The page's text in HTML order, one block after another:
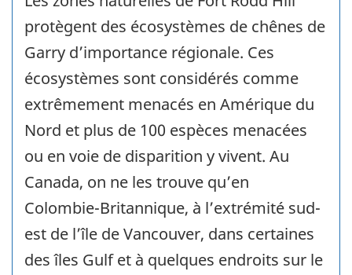
protègent des écosystèmes de chênes de
Garry d’importance régionale. Ces
écosystèmes sont considérés comme
extrêmement menacés en Amérique du
Nord et plus de 100 espèces menacées
ou en voie de disparition y vivent. Au
Canada, on ne les trouve qu’en
Colombie-Britannique, à l’extrémité sud-
est de l’île de Vancouver, dans certaines
des îles Gulf et à quelques endroits sur le